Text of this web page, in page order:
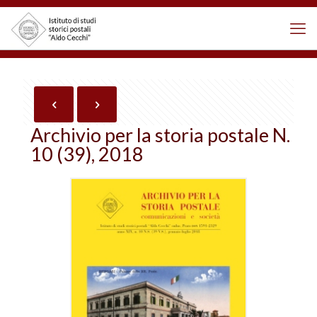
Archivio per la storia postale N.
10 (39), 2018